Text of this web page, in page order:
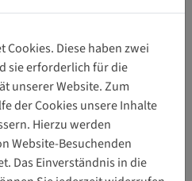
Europarat
Cookies. Diese haben zwei
sie erforderlich für die
unserer Website. Zum
der Cookies unsere Inhalte
Hierzu werden
Website-Besuchenden
Das Einverständnis in die